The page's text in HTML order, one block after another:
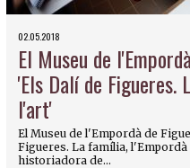
02.05.2018
El Museu de
'Els Dalí de Figueres.
l'art'
El Museu de l'Empordà de
Figueres. La família,
historiadora de...